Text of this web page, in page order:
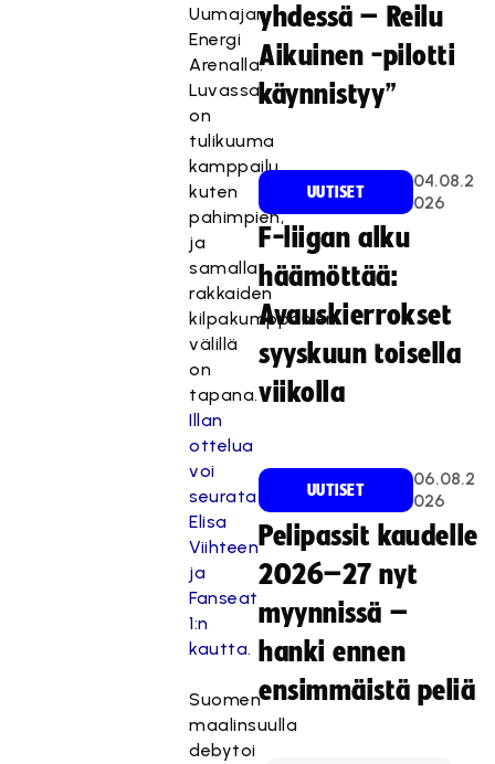
Uumajan
Energi
Arenalla.
Luvassa
on
tulikuuma
kamppailu,
kuten
pahimpien,
ja
samalla
rakkaiden
kilpakumppanien
välillä
on
tapana.
Illan
ottelua
voi
seurata
Elisa
Viihteen
ja
Fanseat
1:n
kautta.
Suomen
maalinsuulla
debytoi
yhdessä – Reilu
Aikuinen -pilotti
käynnistyy”
UUTISET
04.08.2
026
F-liigan alku
häämöttää:
Avauskierrokset
syyskuun toisella
viikolla
UUTISET
06.08.2
026
Pelipassit kaudelle
2026–27 nyt
myynnissä –
hanki ennen
ensimmäistä peliä